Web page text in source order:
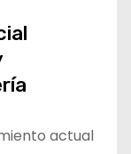
actual